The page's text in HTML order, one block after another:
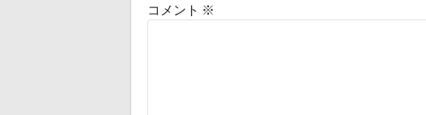
コメント ※